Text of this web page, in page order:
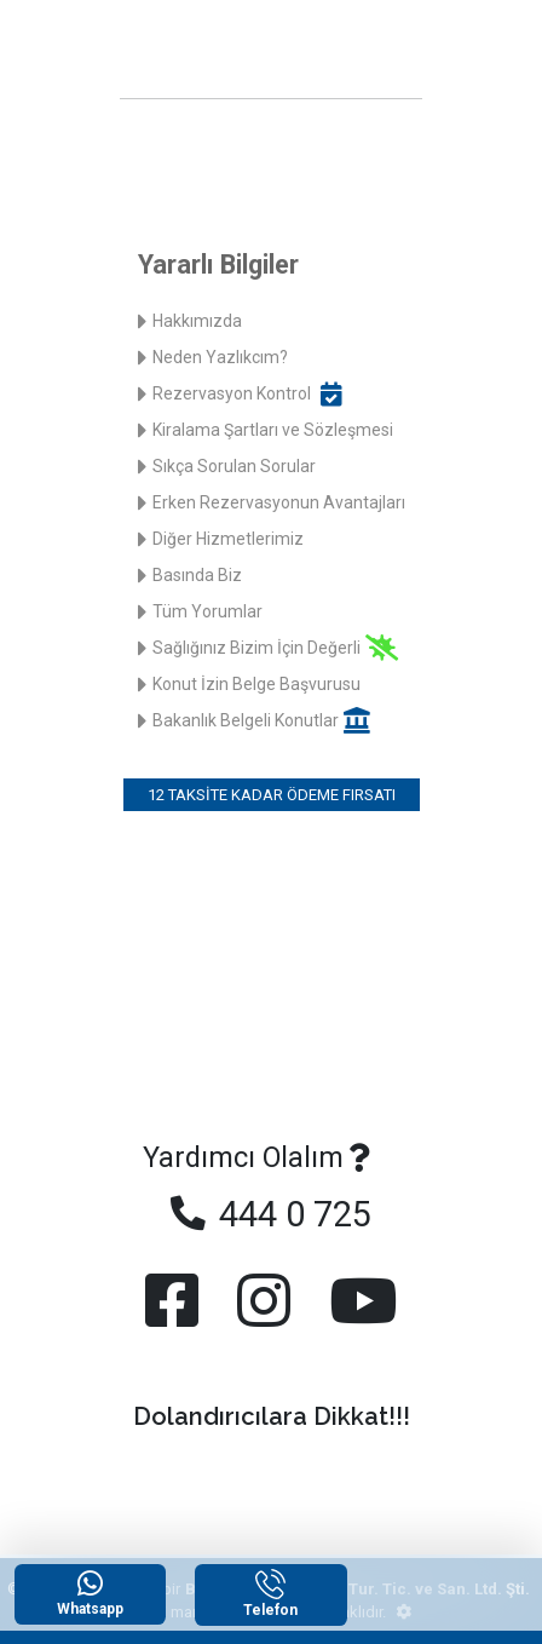
Yararlı Bilgiler
Hakkımızda
Neden Yazlıkcım?
Rezervasyon Kontrol
Kiralama Şartları ve Sözleşmesi
Sıkça Sorulan Sorular
Erken Rezervasyonun Avantajları
Diğer Hizmetlerimiz
Basında Biz
Tüm Yorumlar
Sağlığınız Bizim İçin Değerli
Konut İzin Belge Başvurusu
Bakanlık Belgeli Konutlar
12 TAKSITE KADAR ÖDEME FIRSATI
Yardımcı Olalım
444 0 725
Dolandırıcılara Dikkat!!!
© 2026 "Yazlikcim" , bir Begonvil Grup Emlak Tur. Tic. ve San. Ltd. Şti.
tescilli markasıdır. Tüm hakları saklıdır.
Whatsapp Telefon